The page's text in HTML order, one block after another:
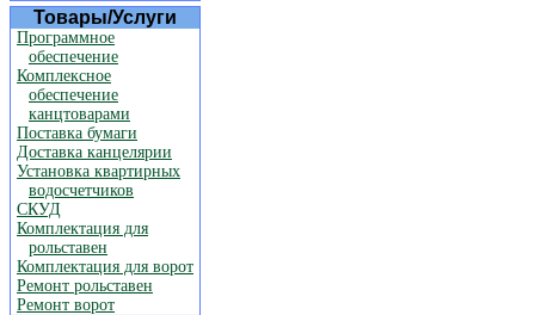
Товары/Услуги
Программное
обеспечение
Комплексное
обеспечение
канцтоварами
Поставка бумаги
Доставка канцелярии
Установка квартирных
водосчетчиков
СКУД
Комплектация для
рольставен
Комплектация для ворот
Ремонт рольставен
Ремонт ворот